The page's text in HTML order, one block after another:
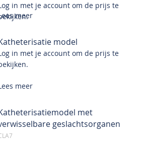
in met je account om de prijs te
meer
model
in met je account om de prijs te
meer
met
geslachtsorganen